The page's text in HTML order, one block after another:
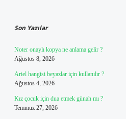
Son Yazılar
Noter onaylı kopya ne anlama gelir ?
Ağustos 8, 2026
Ariel hangisi beyazlar için kullanılır ?
Ağustos 4, 2026
Kız çocuk için dua etmek günah mı ?
Temmuz 27, 2026